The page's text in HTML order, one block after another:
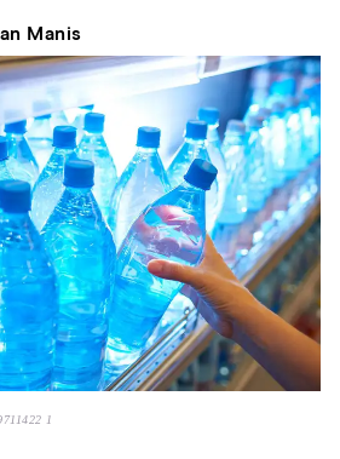
Manis
1